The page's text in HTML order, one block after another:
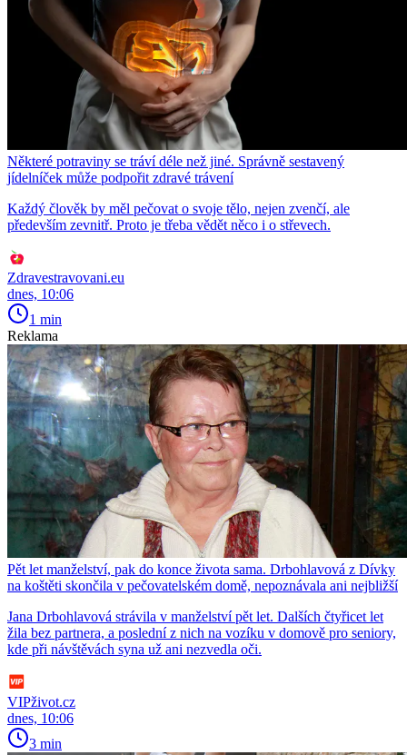
Některé potraviny se tráví déle než jiné. Správně sestavený
jídelníček může podpořit zdravé trávení
Každý člověk by měl pečovat o svoje tělo, nejen zvenčí, ale
především zevnitř. Proto je třeba vědět něco i o střevech.
Zdravestravovani.eu
dnes, 10:06
1 min
Reklama
Pět let manželství, pak do konce života sama. Drbohlavová z Dívky
na koštěti skončila v pečovatelském domě, nepoznávala ani nejbližší
Jana Drbohlavová strávila v manželství pět let. Dalších čtyřicet let
žila bez partnera, a poslední z nich na vozíku v domově pro seniory,
kde při návštěvách syna už ani nezvedla oči.
VIPživot.cz
dnes, 10:06
3 min